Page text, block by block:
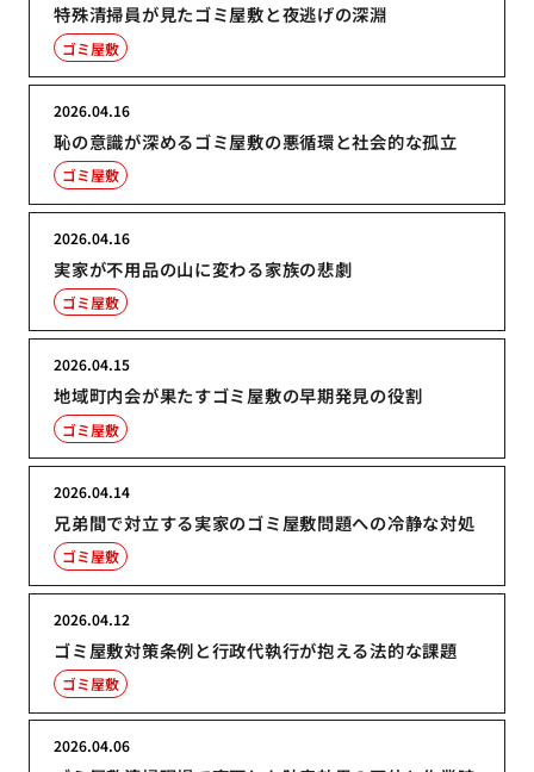
特殊清掃員が見たゴミ屋敷と夜逃げの深淵
ゴミ屋敷
恥の意識が深めるゴミ屋敷の悪循環と社会的な孤立
2026.04.16
ゴミ屋敷
実家が不用品の山に変わる家族の悲劇
2026.04.16
ゴミ屋敷
地域町内会が果たすゴミ屋敷の早期発見の役割
2026.04.15
ゴミ屋敷
兄弟間で対立する実家のゴミ屋敷問題への冷静な対処
2026.04.14
ゴミ屋敷
ゴミ屋敷対策条例と行政代執行が抱える法的な課題
2026.04.12
ゴミ屋敷
2026.04.06